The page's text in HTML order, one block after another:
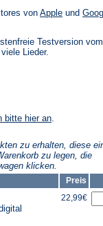
von Apple(Öffnet
neuen
und
Testversion vom
Lieder.
bitte hier an(Öffnet
neuen
Tab)
.
zu erhalten, diese
zu legen, die
klicken.
Preis
22,99€